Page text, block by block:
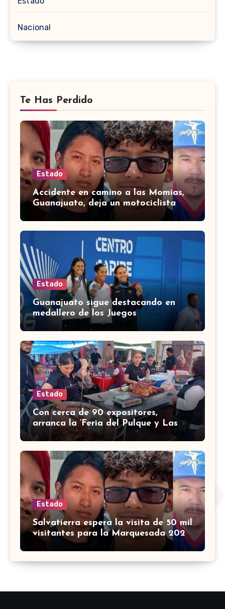
Nacional
Te Has Perdido
Estado
Accidente en camino a las Momias,
Guanajuato, deja un motociclista
lesionado
Estado
Guanajuato sigue destacando en
medallero de los Juegos
Centroamericanos 2026 con 43
medallas
Estado
Con cerca de 90 expositores,
arranca la ‘Feria del Pulque y Las
Carnitas 2026’ en Doctor Mora
Estado
Salvatierra espera la visita de 50 mil
visitantes para la Marquesada 2026
¿cuándo es?